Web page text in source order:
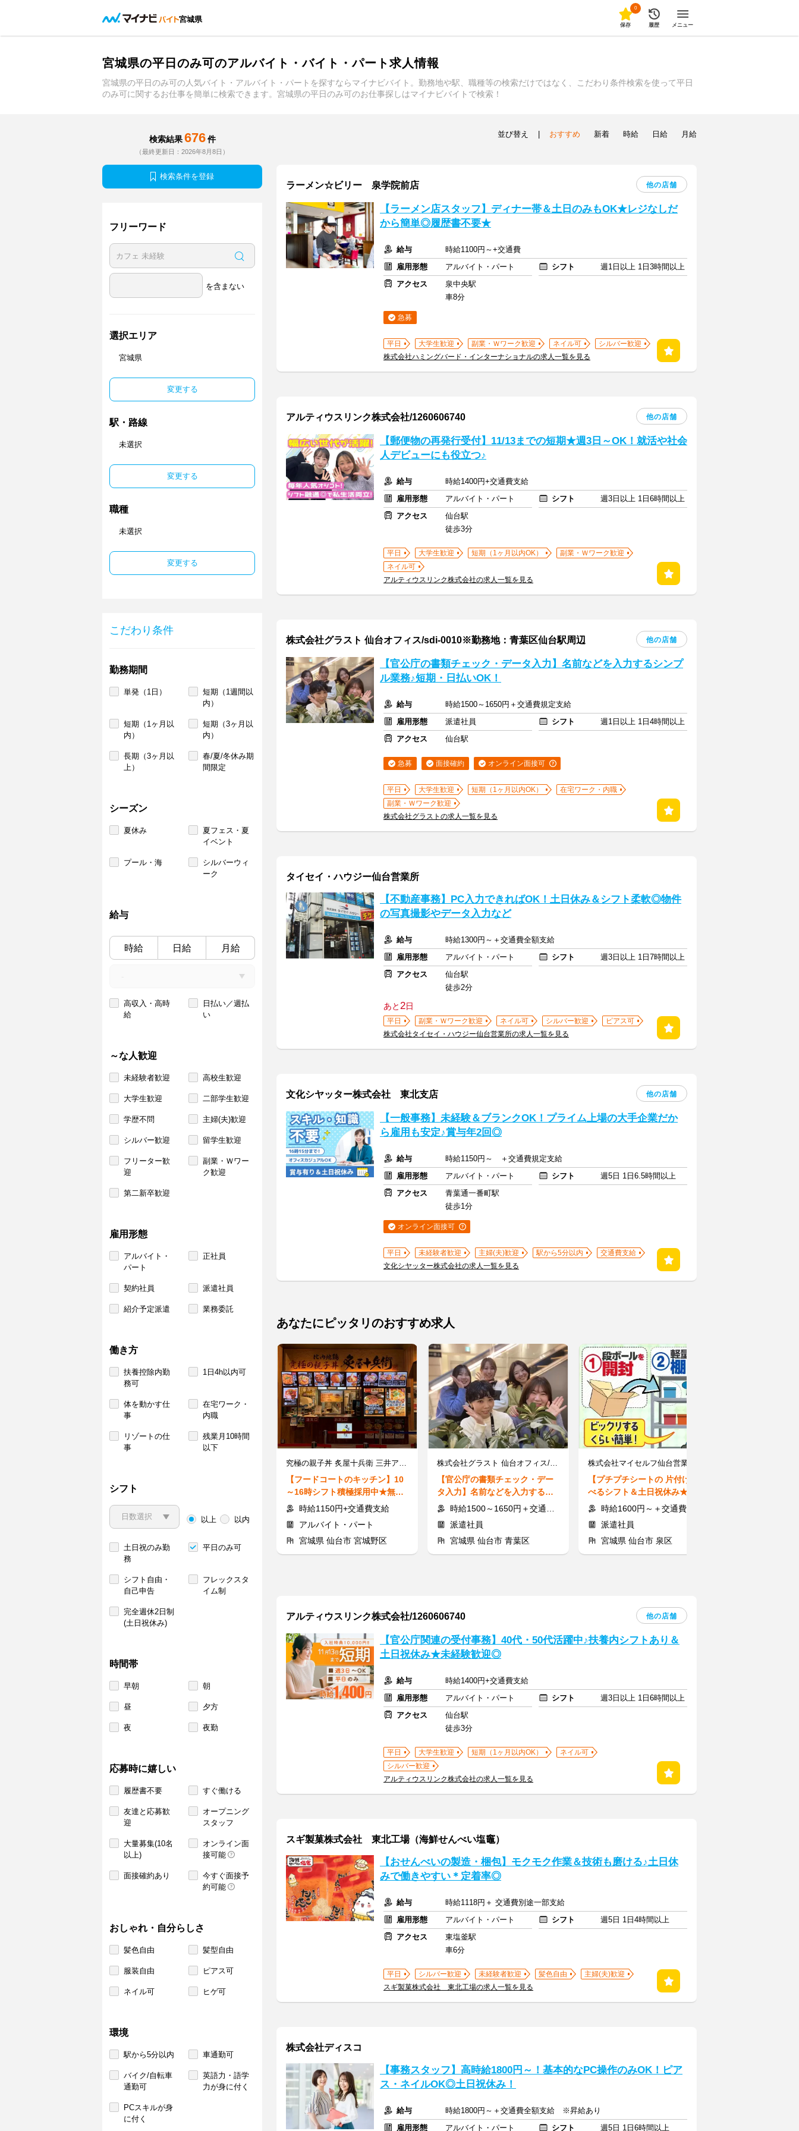
宮城県
0
保存 履歴 メニュー
宮城県の平日のみ可のアルバイト・バイト・パート求人情報
宮城県の平日のみ可の人気バイト・アルバイト・パートを探すならマイナビバイト。勤務地や駅、職種等の検索だけではなく、こだわり条件検索を使って平日
のみ可に関するお仕事を簡単に検索できます。宮城県の平日のみ可のお仕事探しはマイナビバイトで検索！
検索結果 676 件
（最終更新日：2026年8月8日）
検索条件を登録
フリーワード
を含まない
選択エリア
宮城県
変更する
駅・路線
未選択
変更する
職種
未選択
変更する
こだわり条件
勤務期間
単発（1日）
短期（1週間以
内）
短期（1ヶ月以
内）
短期（3ヶ月以
内）
長期（3ヶ月以
上）
春/夏/冬休み期
間限定
シーズン
夏休み
夏フェス・夏
イベント
プール・海
シルバーウィ
ーク
給与
時給 日給 月給
高収入・高時
給
日払い／週払
い
～な人歓迎
未経験者歓迎 高校生歓迎
大学生歓迎 二部学生歓迎
学歴不問 主婦(夫)歓迎
シルバー歓迎 留学生歓迎
フリーター歓
迎
副業・Ｗワー
ク歓迎
第二新卒歓迎
雇用形態
アルバイト・
パート
正社員
契約社員 派遣社員
紹介予定派遣 業務委託
働き方
扶養控除内勤
務可
1日4h以内可
体を動かす仕
事
在宅ワーク・
内職
リゾートの仕
事
残業月10時間
以下
シフト
以上 以内
土日祝のみ勤
務
平日のみ可
シフト自由・
自己申告
フレックスタ
イム制
完全週休2日制
(土日祝休み)
時間帯
早朝 朝
昼 夕方
夜 夜勤
応募時に嬉しい
履歴書不要 すぐ働ける
友達と応募歓
迎
オープニング
スタッフ
大量募集(10名
以上)
オンライン面
接可能
面接確約あり
今すぐ面接予
約可能
おしゃれ・自分らしさ
髪色自由 髪型自由
服装自由 ピアス可
ネイル可 ヒゲ可
環境
駅から5分以内 車通勤可
バイク/自転車
通勤可
英語力・語学
力が身に付く
PCスキルが身
に付く
並び替え おすすめ 新着 時給 日給 月給
ラーメン☆ビリー 泉学院前店 他の店舗
【ラーメン店スタッフ】ディナー帯＆土日のみもOK★レジなしだ
から簡単◎履歴書不要★
給与
時給1100円～+交通費
雇用形態
アルバイト・パート シフト
週1日以上 1日3時間以上
アクセス
泉中央駅
車8分
急募
平日 大学生歓迎 副業・Ｗワーク歓迎 ネイル可
シルバー歓迎
株式会社ハミングバード・インターナショナルの求人一覧を見る
アルティウスリンク株式会社/1260606740 他の店舗
【郵便物の再発行受付】11/13までの短期★週3日～OK！就活や社会
人デビューにも役立つ♪
給与
時給1400円+交通費支給
雇用形態
アルバイト・パート シフト
週3日以上 1日6時間以上
アクセス
仙台駅
徒歩3分
平日 大学生歓迎 短期（1ヶ月以内OK）
副業・Ｗワーク歓迎
ネイル可
アルティウスリンク株式会社の求人一覧を見る
株式会社グラスト 仙台オフィス/sdi-0010※勤務地：青葉区仙台駅周辺 他の店舗
【官公庁の書類チェック・データ入力】名前などを入力するシンプ
ル業務♪短期・日払いOK！
給与
時給1500～1650円＋交通費規定支給
雇用形態
派遣社員 シフト
週1日以上 1日4時間以上
アクセス
仙台駅
急募 面接確約 オンライン面接可
平日 大学生歓迎 短期（1ヶ月以内OK）
在宅ワーク・内職
副業・Ｗワーク歓迎
株式会社グラストの求人一覧を見る
タイセイ・ハウジー仙台営業所
【不動産事務】PC入力できればOK！土日休み＆シフト柔軟◎物件
の写真撮影やデータ入力など
給与
時給1300円～＋交通費全額支給
雇用形態
アルバイト・パート シフト
週3日以上 1日7時間以上
アクセス
仙台駅
徒歩2分
あと2日
平日 副業・Ｗワーク歓迎 ネイル可 シルバー歓迎
ピアス可
株式会社タイセイ・ハウジー仙台営業所の求人一覧を見る
文化シヤッター株式会社 東北支店 他の店舗
【一般事務】未経験＆ブランクOK！プライム上場の大手企業だか
ら雇用も安定♪賞与年2回◎
給与
時給1150円～ ＋交通費規定支給
雇用形態
アルバイト・パート シフト
週5日 1日6.5時間以上
アクセス
青葉通一番町駅
徒歩1分
オンライン面接可
平日 未経験者歓迎 主婦(夫)歓迎 駅から5分以内
交通費支給
文化シヤッター株式会社の求人一覧を見る
あなたにピッタリのおすすめ求人
究極の親子丼 炙屋十兵衛 三井アウトレットパーク仙台港店
【フードコートのキッチン】10
～16時シフト積極採用中★無料
の駐車場完備＆交通費支給！
時給1150円+交通費支給
アルバイト・パート
宮城県 仙台市 宮城野区
株式会社グラスト 仙台オフィス/sdi-0010※勤務地：青葉区仙台駅周辺
【官公庁の書類チェック・デー
タ入力】名前などを入力するシ
ンプル業務♪短期・日払いOK！
時給1500～1650円＋交通費規定支給
派遣社員
宮城県 仙台市 青葉区
【プチプチシートの 片付け】選
べるシフト＆土日祝休み★簡単
◎種類ごとにモクモク収納♪
時給1600円～＋交通費規定支給
派遣社員
宮城県 仙台市 泉区
アルティウスリンク株式会社/1260606740 他の店舗
【官公庁関連の受付事務】40代・50代活躍中♪扶養内シフトあり＆
土日祝休み★未経験歓迎◎
給与
時給1400円+交通費支給
雇用形態
アルバイト・パート シフト
週3日以上 1日6時間以上
アクセス
仙台駅
徒歩3分
平日 大学生歓迎 短期（1ヶ月以内OK）
ネイル可
シルバー歓迎
アルティウスリンク株式会社の求人一覧を見る
スギ製菓株式会社 東北工場（海鮮せんべい塩竈）
【おせんべいの製造・梱包】モクモク作業＆技術も磨ける♪土日休
みで働きやすい＊定着率◎
給与
時給1118円＋ 交通費別途一部支給
雇用形態
アルバイト・パート シフト
週5日 1日4時間以上
アクセス
東塩釜駅
車6分
平日 シルバー歓迎 未経験者歓迎 髪色自由
主婦(夫)歓迎
スギ製菓株式会社 東北工場の求人一覧を見る
株式会社ディスコ
【事務スタッフ】高時給1800円～！基本的なPC操作のみOK！ピア
ス・ネイルOK◎土日祝休み！
給与
時給1800円～＋交通費全額支給 ※昇給あり
雇用形態
アルバイト・パート シフト 週5日 1日6時間以上